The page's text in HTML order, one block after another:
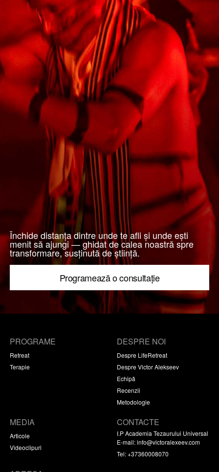
Închide distanța dintre unde te afli și unde ești
menit să ajungi — ghidat de calea noastră spre
transformare, susținută de știință.
Programează o consultație
PROGRAME
Retreat
Terapie
DESPRE NOI
Despre LifeRetreat
Despre Victor Alekseev
Echipă
Recenzii
Metodologie
MEDIA
Articole
Videoclipuri
CONTACTE
I.P Academia Tezaurului Universal
E-mail:info@victoralexeev.com
Tel: +37360008070